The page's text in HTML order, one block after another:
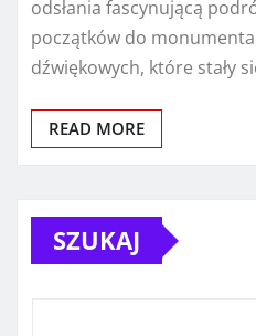
odsłania fascynującą
początków do
dźwiękowych, które stały
READ MORE
SZUKAJ